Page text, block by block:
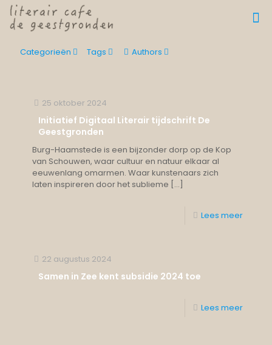
Categorieën Tags Authors
25 oktober 2024
Initiatief Digitaal Literair tijdschrift De
Geestgronden
Burg-Haamstede is een bijzonder dorp op de Kop
van Schouwen, waar cultuur en natuur elkaar al
eeuwenlang omarmen. Waar kunstenaars zich
laten inspireren door het sublieme […]
Lees meer
22 augustus 2024
Samen in Zee kent subsidie 2024 toe
Lees meer